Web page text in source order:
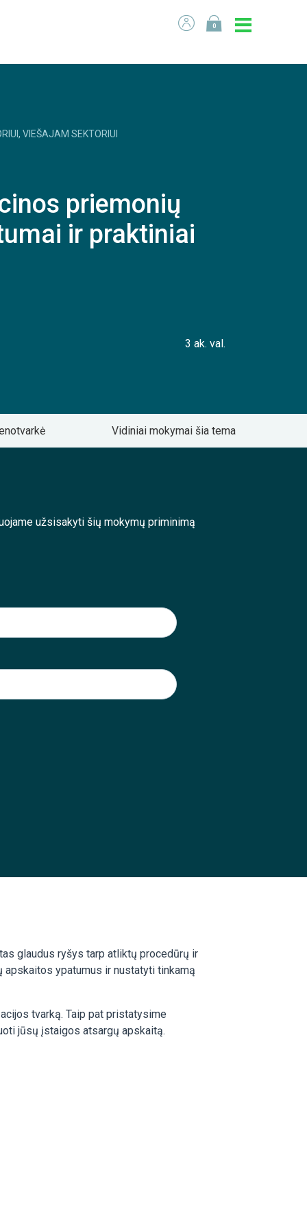
0
VIEŠAJAM SEKTORIUI
priemonių
ir praktiniai
3 ak. val.
Vidiniai mokymai šia tema
užsisakyti šių mokymų priminimą
glaudus ryšys tarp atliktų procedūrų ir
ypatumus ir nustatyti tinkamą
tvarką. Taip pat pristatysime
jūsų įstaigos atsargų apskaitą.